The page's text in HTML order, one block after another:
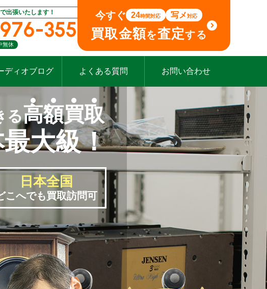
出張いたします！
355
無休
今すぐ 24時間対応 写メ対応
買取金額を査定する
ディオブログ よくある質問 お問い合わせ
る高額買取
大級！
日本全国
こへでも買取訪問可